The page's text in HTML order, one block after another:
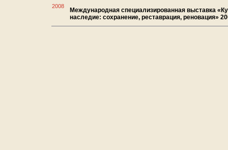
2008
Международная специализированная выставка
наследие: сохранение, реставрация, реновация»